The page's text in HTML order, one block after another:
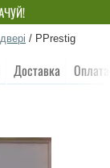
/ PPrestig
Доставка Оплата